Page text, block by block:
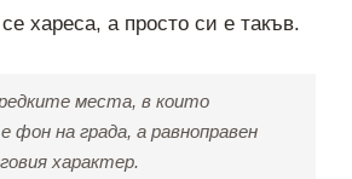
хареса, а просто си е такъв.
места, в които
фон на града, а равноправен
характер.